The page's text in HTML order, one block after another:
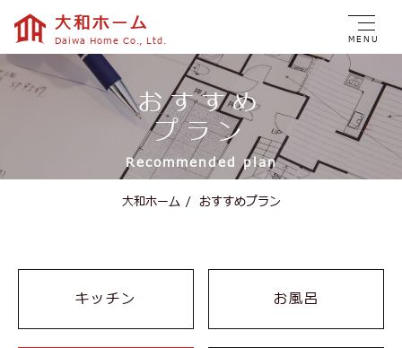
MENU
大和ホーム
Daiwa Home Co., Ltd.
おすすめ
プラン
Recommended plan
大和ホーム / おすすめプラン
キッチン お風呂